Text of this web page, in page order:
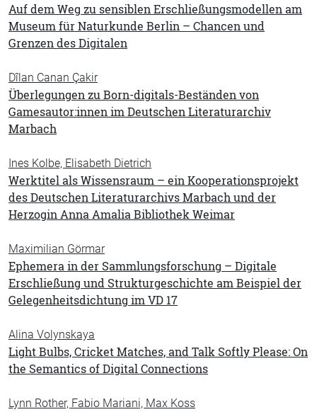
Auf dem Weg zu sensiblen Erschließungsmodellen am
Museum für Naturkunde Berlin – Chancen und
Grenzen des Digitalen
Dîlan Canan Çakir
Überlegungen zu Born-digitals-Beständen von
Gamesautor:innen im Deutschen Literaturarchiv
Marbach
Ines Kolbe, Elisabeth Dietrich
Werktitel als Wissensraum – ein Kooperationsprojekt
des Deutschen Literaturarchivs Marbach und der
Herzogin Anna Amalia Bibliothek Weimar
Maximilian Görmar
Ephemera in der Sammlungsforschung – Digitale
Erschließung und Strukturgeschichte am Beispiel der
Gelegenheitsdichtung im VD 17
Alina Volynskaya
Light Bulbs, Cricket Matches, and Talk Softly Please: On
the Semantics of Digital Connections
Lynn Rother, Fabio Mariani, Max Koss